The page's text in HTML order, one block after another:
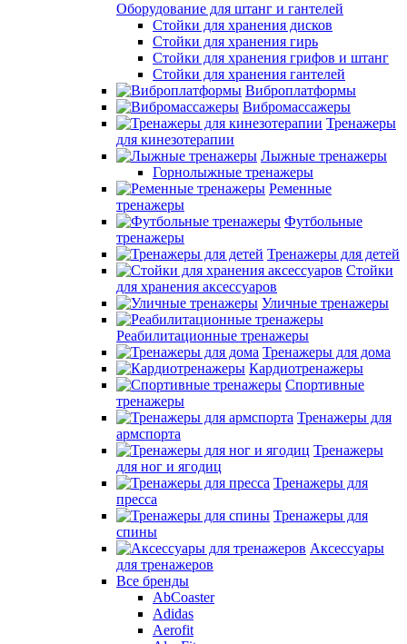
Оборудование для штанг и гантелей
Стойки для хранения дисков
Стойки для хранения гирь
Стойки для хранения грифов и штанг
Стойки для хранения гантелей
Виброплатформы
Вибромассажеры
Тренажеры
для кинезотерапии
Лыжные тренажеры
Горнолыжные тренажеры
Ременные
тренажеры
Футбольные
тренажеры
Тренажеры для детей
Стойки
для хранения аксессуаров
Уличные тренажеры
Реабилитационные тренажеры
Тренажеры для дома
Кардиотренажеры
Спортивные
тренажеры
Тренажеры для
армспорта
Тренажеры
для ног и ягодиц
Тренажеры для
пресса
Тренажеры для
спины
Аксессуары
для тренажеров
Все бренды
AbCoaster
Adidas
Aerofit